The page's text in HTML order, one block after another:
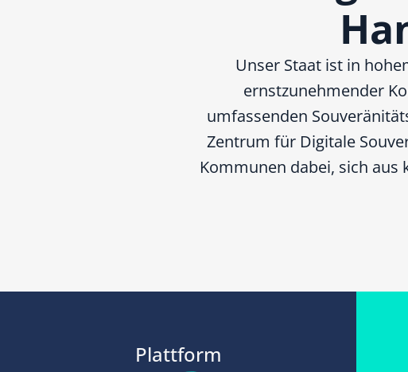
Unser Staat ist in
ernstzunehmender
umfassenden
Zentrum für Digitale
Kommunen dabei, sich
Plattform